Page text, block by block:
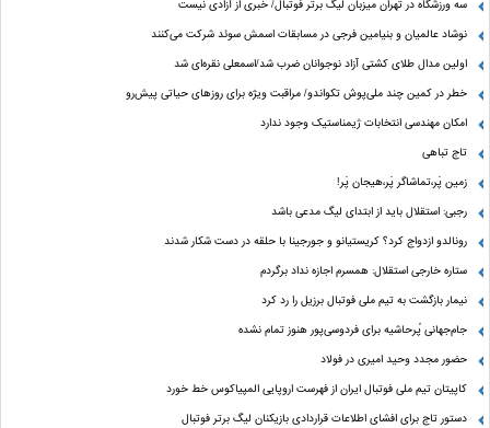
سه ورزشگاه در تهران میزبان لیگ برتر فوتبال/ خبری از آزادی نیست
نوشاد عالمیان و بنیامین فرجی در مسابقات اسمش سوئد شرکت می‌کنند
اولین مدال طلای کشتی آزاد نوجوانان ضرب شد/اسمعلی نقره‌ای شد
خطر در کمین چند ملی‌پوش تکواندو/ مراقبت ویژه برای روزهای حیاتی پیش‌رو
امکان مهندسی انتخابات ژیمناستیک وجود ندارد
تاج تباهی
زمین پَر،تماشاگر پَر،هیجان پَر!
رجبی: استقلال باید از ابتدای لیگ مدعی باشد
رونالدو ازدواج کرد؟ کریستیانو و جورجینا با حلقه در دست شکار شدند
ستاره خارجی استقلال: همسرم اجازه نداد برگردم
نیمار بازگشت به تیم ملی فوتبال برزیل را رد کرد
جام‌جهانی پُرحاشیه برای فردوسی‌پور هنوز تمام نشده
حضور مجدد وحید امیری در فولاد
کاپیتان تیم ملی فوتبال ایران از فهرست اروپایی المپیاکوس خط خورد
دستور تاج برای افشای اطلاعات قراردادی بازیکنان لیگ برتر فوتبال